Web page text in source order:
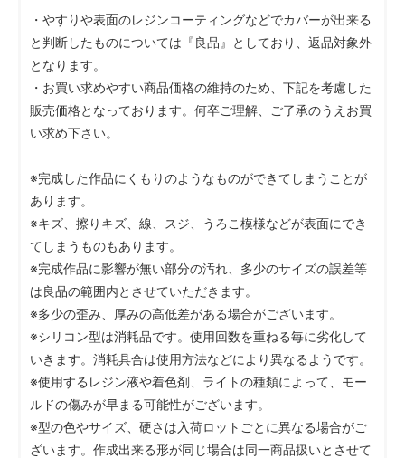
・やすりや表面のレジンコーティングなどでカバーが出来る
と判断したものについては『良品』としており、返品対象外
となります。
・お買い求めやすい商品価格の維持のため、下記を考慮した
販売価格となっております。何卒ご理解、ご了承のうえお買
い求め下さい。
※完成した作品にくもりのようなものができてしまうことが
あります。
※キズ、擦りキズ、線、スジ、うろこ模様などが表面にでき
てしまうものもあります。
※完成作品に影響が無い部分の汚れ、多少のサイズの誤差等
は良品の範囲内とさせていただきます。
※多少の歪み、厚みの高低差がある場合がございます。
※シリコン型は消耗品です。使用回数を重ねる毎に劣化して
いきます。消耗具合は使用方法などにより異なるようです。
※使用するレジン液や着色剤、ライトの種類によって、モー
ルドの傷みが早まる可能性がございます。
※型の色やサイズ、硬さは入荷ロットごとに異なる場合がご
ざいます。作成出来る形が同じ場合は同一商品扱いとさせて